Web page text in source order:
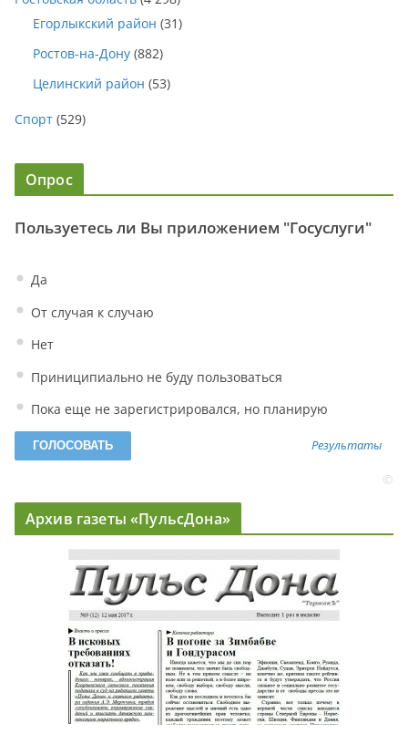
Егорлыкский район (31)
Ростов-на-Дону (882)
Целинский район (53)
Спорт (529)
Опрос
Пользуетесь ли Вы приложением "Госуслуги"
Да
От случая к случаю
Нет
Приниципиально не буду пользоваться
Пока еще не зарегистрировался, но планирую
Результаты
©
Архив газеты «ПульсДона»